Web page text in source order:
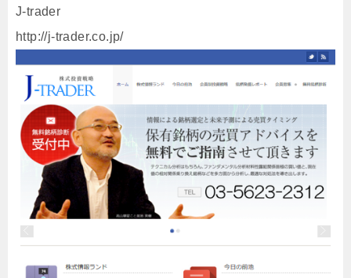
J-trader
http://j-trader.co.jp/